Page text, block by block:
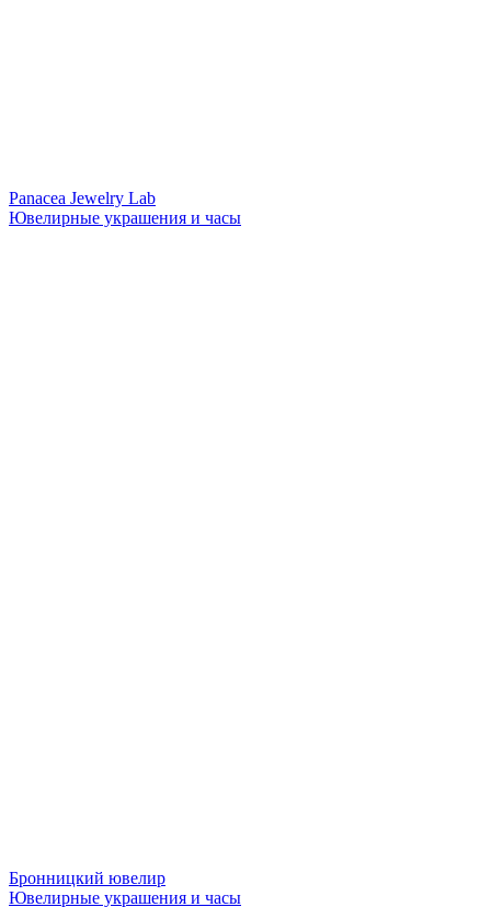
Panacea Jewelry Lab
Ювелирные украшения и часы
Бронницкий ювелир
Ювелирные украшения и часы